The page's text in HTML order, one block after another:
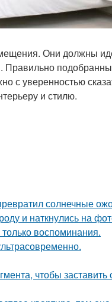
Они должны
Правильно
с уверенностью
и стилю.
солнечные
и наткнулись на
воспоминания.
чтобы